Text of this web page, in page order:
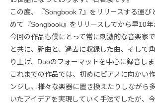
この度、『Songbook 7』をリリースする運び
めて『Songbook』をリリースしてから早10年
今回の作品も僕にとって常に刺激的な音楽家
と共に、新曲と、過去に収録した曲、そして
り上げ、Duoのフォーマットを中心に録音しま
これまでの作品では、初めにピアノに向かい
ンジし、様々な楽器に置き換えたりしながら
いたアイデアを実現していく手法でしたが、